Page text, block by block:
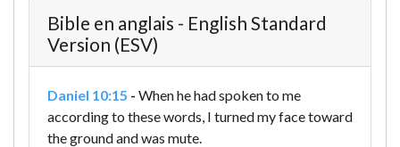
Bible en anglais - English Standard
Version (ESV)
Daniel 10:15 - When he had spoken to me
according to these words, I turned my face toward
the ground and was mute.